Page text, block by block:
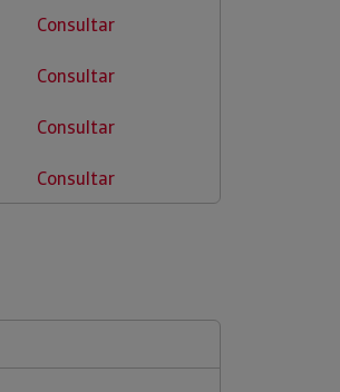
Consultar
Consultar
Consultar
Consultar